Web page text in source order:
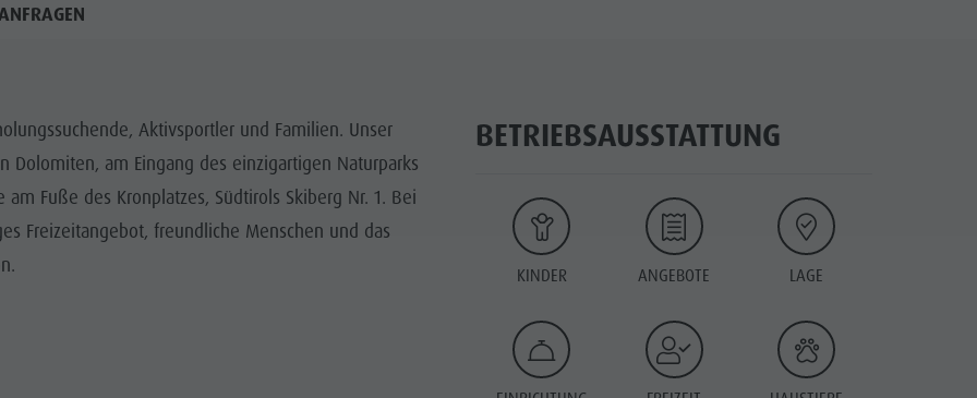
Aktivsportler und Familien. Unser
am Eingang des einzigartigen Naturparks
am Fuße des Kronplatzes, Südtirols Skiberg Nr. 1. Bei
Freizeitangebot, freundliche Menschen und das
BETRIEBSAUSSTATTUNG
KINDER ANGEBOTE LAGE